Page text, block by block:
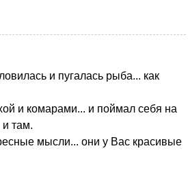
и пугалась рыба... как
и комарами... и поймал себя на
там.
мысли... они у Вас красивые